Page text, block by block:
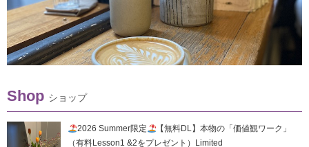
Shop ショップ
2026 Summer限定
【無料DL】本物の「価値観ワーク」
（有料Lesson1 &2をプレゼント）Limited